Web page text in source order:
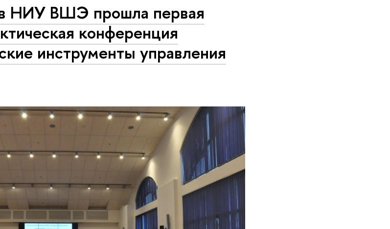
НИУ ВШЭ прошла первая
конференция
инструменты управления